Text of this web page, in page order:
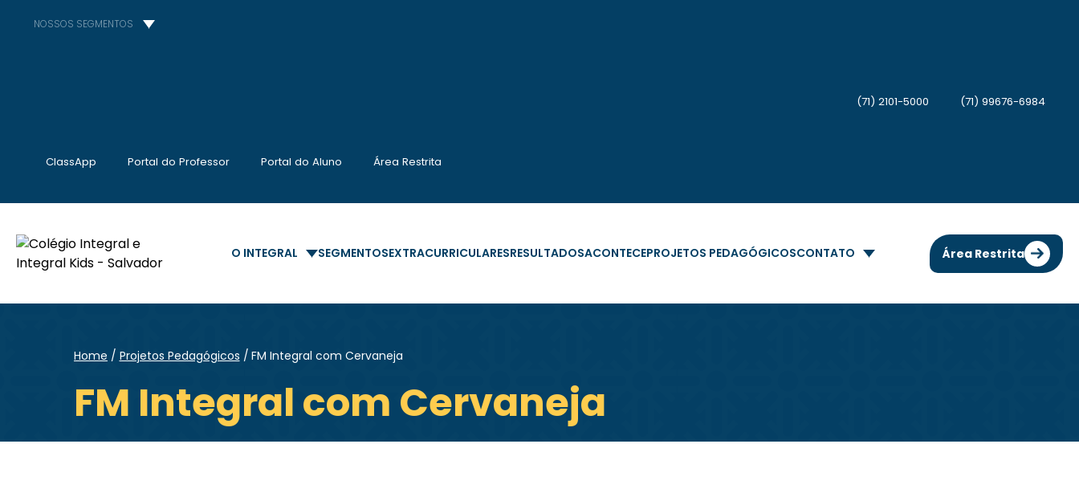
NOSSOS SEGMENTOS
ClassApp Portal do Professor Portal do Aluno Área Restrita
(71) 2101-5000 (71) 99676-6984
O INTEGRAL SEGMENTOSEXTRACURRICULARESRESULTADOSACONTECEPROJETOS PEDAGÓGICOSCONTATO Área Restrita
Home Projetos Pedagógicos FM Integral com Cervaneja
FM Integral com Cervaneja